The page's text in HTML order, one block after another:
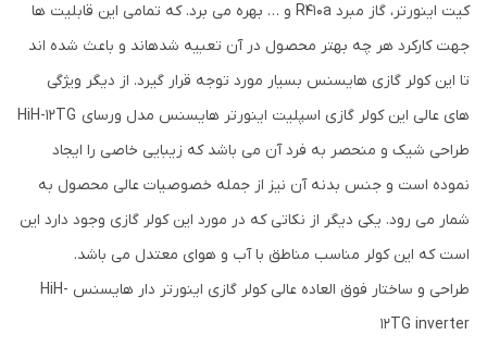
کیت اینورتر، گاز مبرد R410a و … بهره می برد. که تمامی این قابلیت ها
جهت کارکرد هر چه بهتر محصول در آن تعبیه شدهاند و باعث شده اند
تا این کولر گازی هایسنس بسیار مورد توجه قرار گیرد. از دیگر ویژگی
های عالی این کولر گازی اسپلیت اینورتر هایسنس مدل ورسای HiH-12TG
طراحی شیک و منحصر به فرد آن می باشد که زیبایی خاصی را ایجاد
نموده است و جنس بدنه آن نیز از جمله خصوصیات عالی محصول به
شمار می رود. یکی دیگر از نکاتی که در مورد این کولر گازی وجود دارد این
است که این کولر مناسب مناطق با آب و هوای معتدل می باشد.
طراحی و ساختار فوق العاده عالی کولر گازی اینورتر دار هایسنس HiH-
12TG inverter